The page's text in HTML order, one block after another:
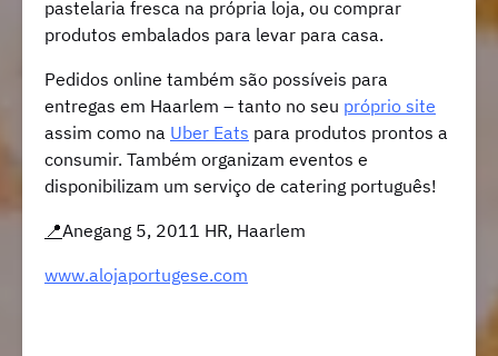
pastelaria fresca na própria loja, ou comprar
produtos embalados para levar para casa.
Pedidos online também são possíveis para
entregas em Haarlem – tanto no seu próprio site
assim como na Uber Eats para produtos prontos a
consumir. Também organizam eventos e
disponibilizam um serviço de catering português!
📍Anegang 5, 2011 HR, Haarlem
www.alojaportugese.com